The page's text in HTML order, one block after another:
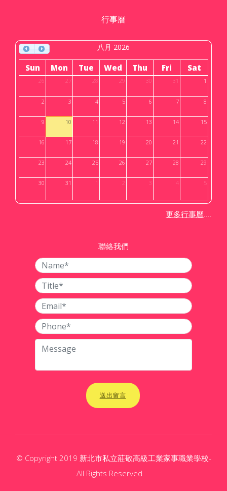
行事曆
八月 2026
Sun Mon Tue Wed Thu Fri Sat
26 27 28 29 30 31 1
2 3 4 5 6 7 8
9 10 11 12 13 14 15
16 17 18 19 20 21 22
23 24 25 26 27 28 29
30 31 1 2 3 4 5
更多行事曆
聯絡我們
送出留言
© Copyright 2019 新北市私立莊敬高級工業家事職業學校-
All Rights Reserved